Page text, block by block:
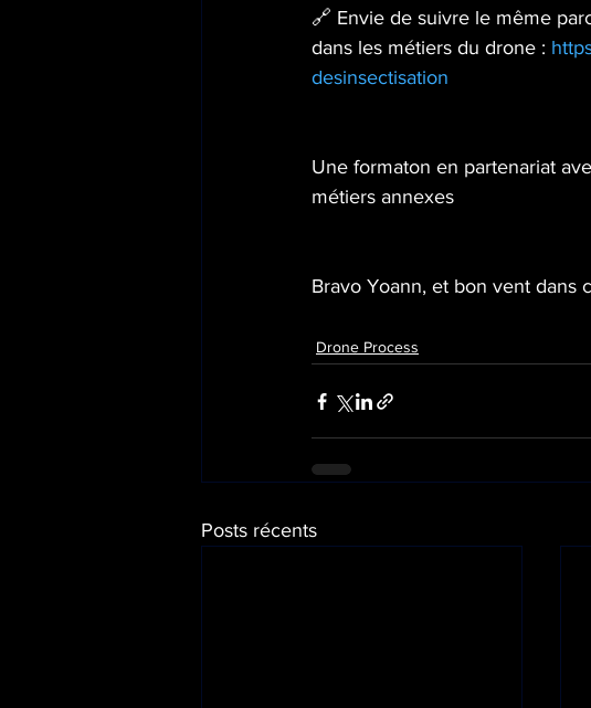
🔗 Envie de suivre le même
dans les métiers du drone :
desinsectisation
Une formaton en partenariat
métiers annexes
Bravo Yoann, et bon vent dans
Drone Process
Posts récents